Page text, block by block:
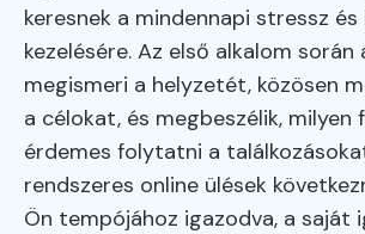
keresnek a mindennapi stressz
kezelésére. Az első alkalom során
megismeri a helyzetét, közösen
a célokat, és megbeszélik, milyen
érdemes folytatni a
rendszeres online ülések
Ön tempójához igazodva, a saját